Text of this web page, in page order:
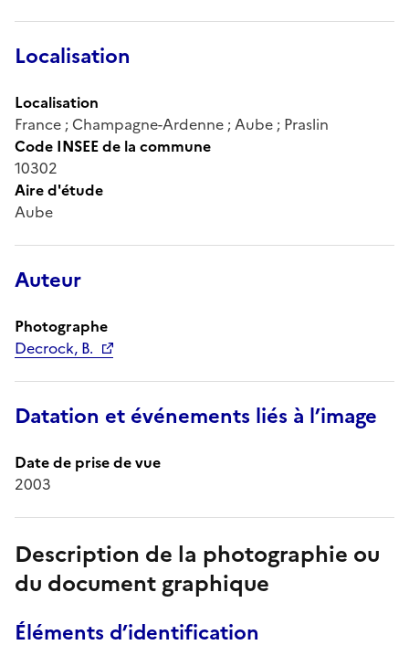
Localisation
Localisation
France ; Champagne-Ardenne ; Aube ; Praslin
Code INSEE de la commune
10302
Aire d'étude
Aube
Auteur
Photographe
Decrock, B.
Datation et événements liés à l’image
Date de prise de vue
2003
Description de la photographie ou
du document graphique
Éléments d’identification